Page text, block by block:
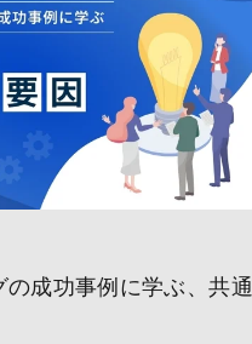
成功事例に学ぶ、共通